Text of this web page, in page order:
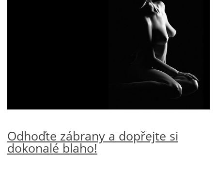
Odhoďte zábrany a dopřejte si
dokonalé blaho!